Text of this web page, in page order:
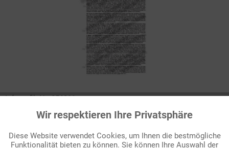
Infografik Nr. 856311
Die Rolle der USA als globale Supermacht wird besonders
augenfällig durch das Netz ständiger Militärbasen, das sie rund
um den Erdball gespannt haben. Kein anderer Staat unterhält
Funktionale Aktiv
Inaktiv
Wir respektieren Ihre Privatsphäre
Diese Website verwendet Cookies, um Ihnen die bestmögliche
Funktionalität bieten zu können. Sie können Ihre Auswahl der